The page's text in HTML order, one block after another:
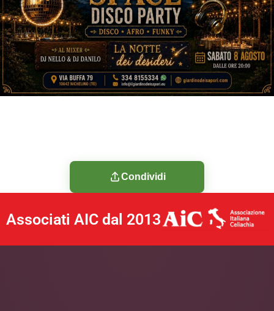
Condividi
Associati AIC dal 2013